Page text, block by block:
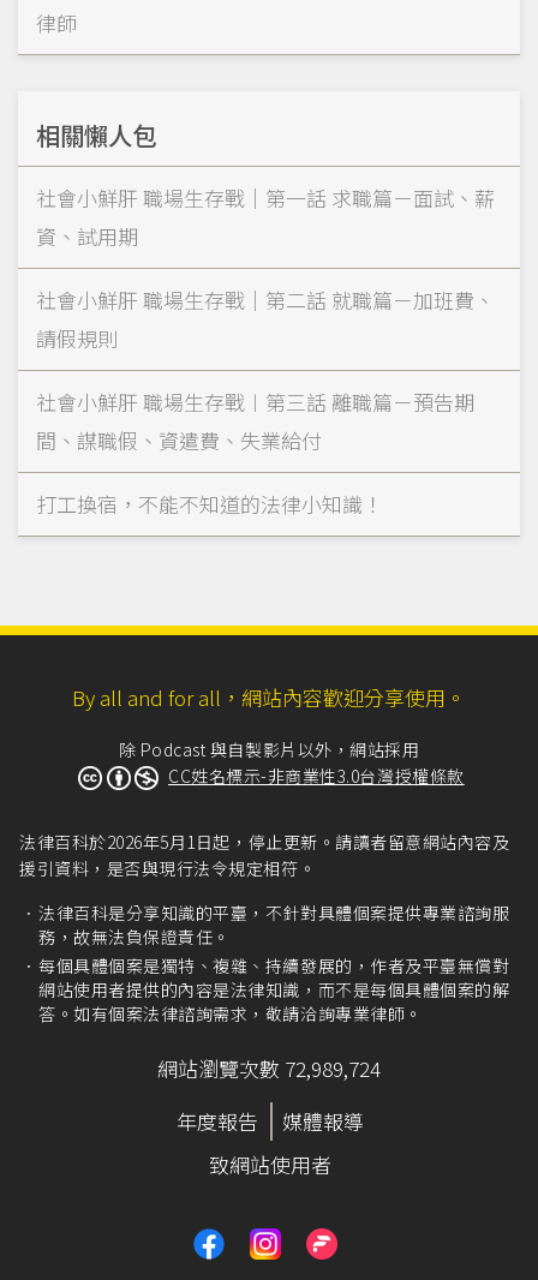
律師
相關懶人包
社會小鮮肝 職場生存戰｜第一話 求職篇－面試、薪
資、試用期
社會小鮮肝 職場生存戰｜第二話 就職篇－加班費、
請假規則
社會小鮮肝 職場生存戰︱第三話 離職篇－預告期
間、謀職假、資遣費、失業給付
打工換宿，不能不知道的法律小知識！
By all and for all，網站內容歡迎分享使用。
除 Podcast 與自製影片以外，網站採用
CC姓名標示-非商業性3.0台灣授權條款
法律百科於2026年5月1日起，停止更新。請讀者留意網站內容及
援引資料，是否與現行法令規定相符。
法律百科是分享知識的平臺，不針對具體個案提供專業諮詢服
務，故無法負保證責任。
每個具體個案是獨特、複雜、持續發展的，作者及平臺無償對
網站使用者提供的內容是法律知識，而不是每個具體個案的解
答。如有個案法律諮詢需求，敬請洽詢專業律師。
網站瀏覽次數 72,989,724
年度報告
媒體報導
致網站使用者